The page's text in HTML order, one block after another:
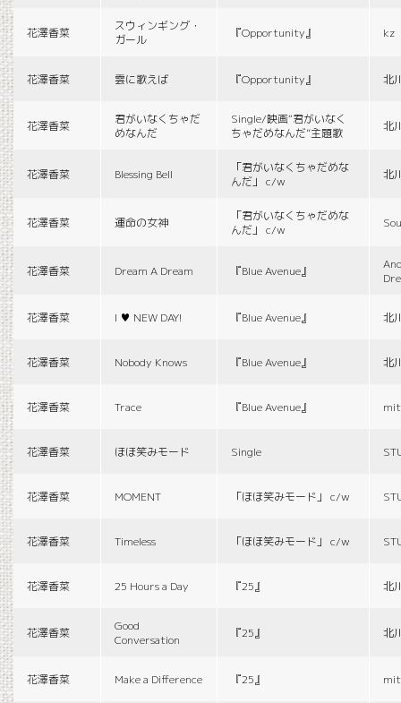
花澤香菜
スウィンギング・
ガール
『Opportunity』 kz
花澤香菜 雲に歌えば 『Opportunity』 北
花澤香菜
君がいなくちゃだ
めなんだ
Single/映画“君がいなく
ちゃだめなんだ”主題歌
北
花澤香菜 Blessing Bell
「君がいなくちゃだめな
んだ」 c/w
北
花澤香菜 運命の女神
「君がいなくちゃだめな
んだ」 c/w
花澤香菜 Dream A Dream 『Blue Avenue』
花澤香菜 I ♥ NEW DAY! 『Blue Avenue』 北
花澤香菜 Nobody Knows 『Blue Avenue』 北
花澤香菜 Trace 『Blue Avenue』
花澤香菜 ほほ笑みモード Single
花澤香菜 MOMENT 「ほほ笑みモード」 c/w
花澤香菜 Timeless 「ほほ笑みモード」 c/w
花澤香菜 25 Hours a Day 『25』 北
花澤香菜
Good
Conversation
『25』 北
花澤香菜 Make a Difference 『25』